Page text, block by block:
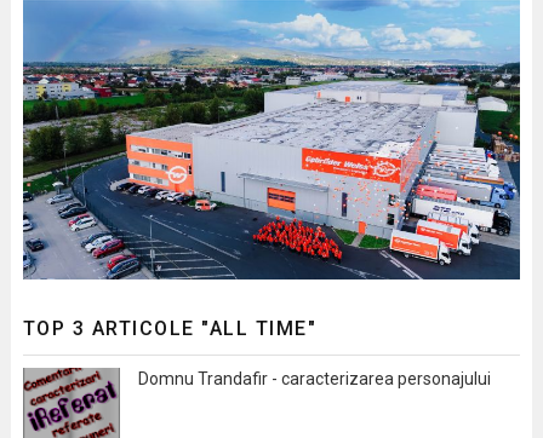
TOP 3 ARTICOLE "ALL TIME"
Domnu Trandafir - caracterizarea personajului